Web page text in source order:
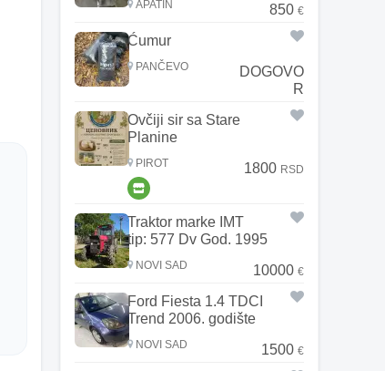
APATIN 850 €
Ćumur
PANČEVO
DOGOVO
R
Ovčiji sir sa Stare
Planine
PIROT 1800 RSD
Traktor marke IMT
tip: 577 Dv God. 1995
NOVI SAD 10000 €
Ford Fiesta 1.4 TDCI
Trend 2006. godište
NOVI SAD 1500 €